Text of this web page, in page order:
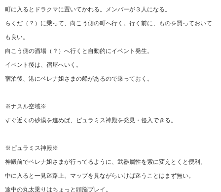
町に入るとドラクマに置いてかれる。メンバーが３人になる。
らくだ（？）に乗って、向こう側の町へ行く。行く前に、ものを買っておいて
も良い。
向こう側の酒場（？）へ行くと自動的にイベント発生。
イベント後は、宿屋へいく。
宿泊後、港にベレナ姐さまの船があるので乗っておく。
※ナスル空域※
すぐ近くの砂漠を進めば、ピュラミス神殿を発見・侵入できる。
※ピュラミス神殿※
神殿前でベレナ姐さまが行ってるように、武器属性を紫に変えとくと便利。
中に入ると一見迷路上。マップを見ながらいけば迷うことはまず無い。
途中の丸太乗りはちょっと頭脳プレイ。